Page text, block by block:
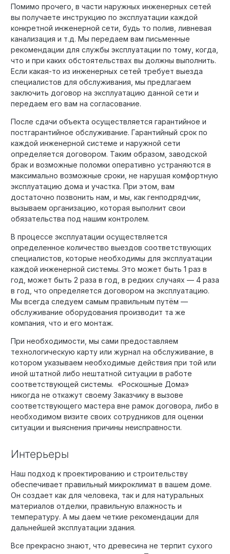
Помимо прочего, в части наружных инженерных сетей
вы получаете инструкцию по эксплуатации каждой
конкретной инженерной сети, будь то полив, ливневая
канализация и т.д. Мы передаем вам письменные
рекомендации для службы эксплуатации по тому, когда,
что и при каких обстоятельствах вы должны выполнить.
Если какая-то из инженерных сетей требует выезда
специалистов для обслуживания, мы предлагаем
заключить договор на эксплуатацию данной сети и
передаем его вам на согласование.
После сдачи объекта осуществляется гарантийное и
постгарантийное обслуживание. Гарантийный срок по
каждой инженерной системе и наружной сети
определяется договором. Таким образом, заводской
брак и возможные поломки оперативно устраняются в
максимально возможные сроки, не нарушая комфортную
эксплуатацию дома и участка. При этом, вам
достаточно позвонить нам, и мы, как генподрядчик,
вызываем организацию, которая выполнит свои
обязательства под нашим контролем.
В процессе эксплуатации осуществляется
определенное количество выездов соответствующих
специалистов, которые необходимы для эксплуатации
каждой инженерной системы. Это может быть 1 раз в
год, может быть 2 раза в год, в редких случаях — 4 раза
в год, что определяется договором на эксплуатацию.
Мы всегда следуем самым правильным путём —
обслуживание оборудования производит та же
компания, что и его монтаж.
При необходимости, мы сами предоставляем
технологическую карту или журнал на обслуживание, в
котором указываем необходимые действия при той или
иной штатной либо нештатной ситуации в работе
соответствующей системы. «Роскошные Дома»
никогда не откажут своему Заказчику в вызове
соответствующего мастера вне рамок договора, либо в
необходимом визите своих сотрудников для оценки
ситуации и выяснения причины неисправности.
Интерьеры
Наш подход к проектированию и строительству
обеспечивает правильный микроклимат в вашем доме.
Он создает как для человека, так и для натуральных
материалов отделки, правильную влажность и
температуру. А мы даем четкие рекомендации для
дальнейшей эксплуатации здания.
Все прекрасно знают, что древесина не терпит сухого